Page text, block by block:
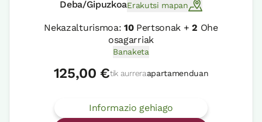
Deba/GipuzkoaErakutsi mapan
Nekazalturismoa: 10Pertsonak +2 Ohe
osagarriak
Banaketa
125,00 €tik aurreraapartamenduan
Informazio gehiago